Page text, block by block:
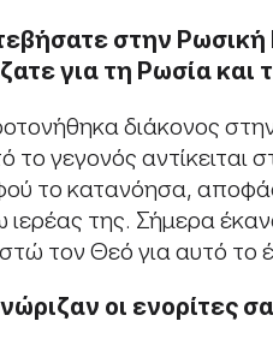
στην Ρωσική
για τη Ρωσία
διάκονος
το γεγονός
το κατανόησα,
ιερέας της. Σήμερα
τον Θεό για αυτό το
οι ενορίτες